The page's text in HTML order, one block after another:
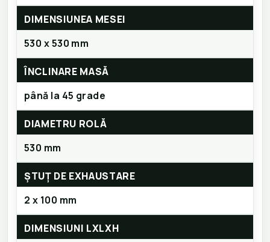
DIMENSIUNEA MESEI
530 x 530 mm
ÎNCLINARE MASĂ
până la 45 grade
DIAMETRU ROLĂ
530 mm
ȘTUȚ DE EXHAUSTARE
2 x 100 mm
DIMENSIUNI LXLXH